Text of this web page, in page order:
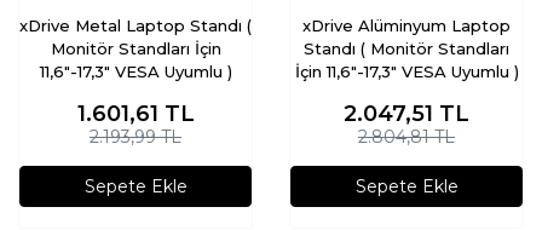
xDrive Metal Laptop Standı (
Monitör Standları İçin
11,6"-17,3" VESA Uyumlu )
1.601,61 TL
2.193,99 TL
Sepete Ekle
xDrive Alüminyum Laptop
Standı ( Monitör Standları
İçin 11,6"-17,3" VESA Uyumlu )
2.047,51 TL
2.804,81 TL
Sepete Ekle